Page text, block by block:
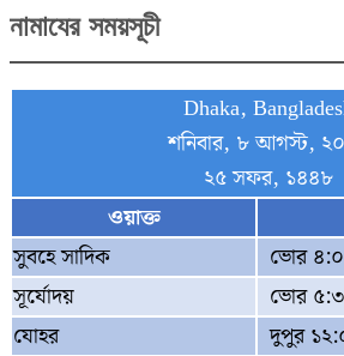
নামাযের সময়সূচী
Dhaka,
শনিবার, ৮ আগস্ট,
২৫ সফর, ১৪৪৮
ওয়াক্ত
সুবহে সাদিক
ভোর
সূর্যোদয়
ভোর
যোহর
দুপুর